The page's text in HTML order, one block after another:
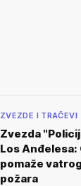
ZVEZDE I TRAČEVI
Zvezda
Los Anđelesa:
pomaže
požara